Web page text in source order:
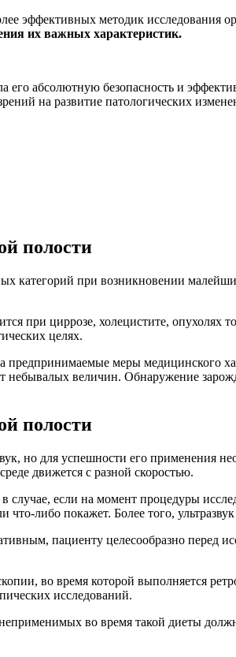
эффективных методик исследования
их важных характеристик.
его абсолютную безопасность и
на развитие патологических
полости
категорий при возникновении
при циррозе, холецистите, опухолях
целях.
меры медицинского
небывалых величин. Обнаружение
полости
но для успешности его применения
движется с разной скоростью.
если на момент процедуры
либо покажет. Более того,
пациенту целесообразно перед
во время которой выполняется
исследований.
во время такой диеты